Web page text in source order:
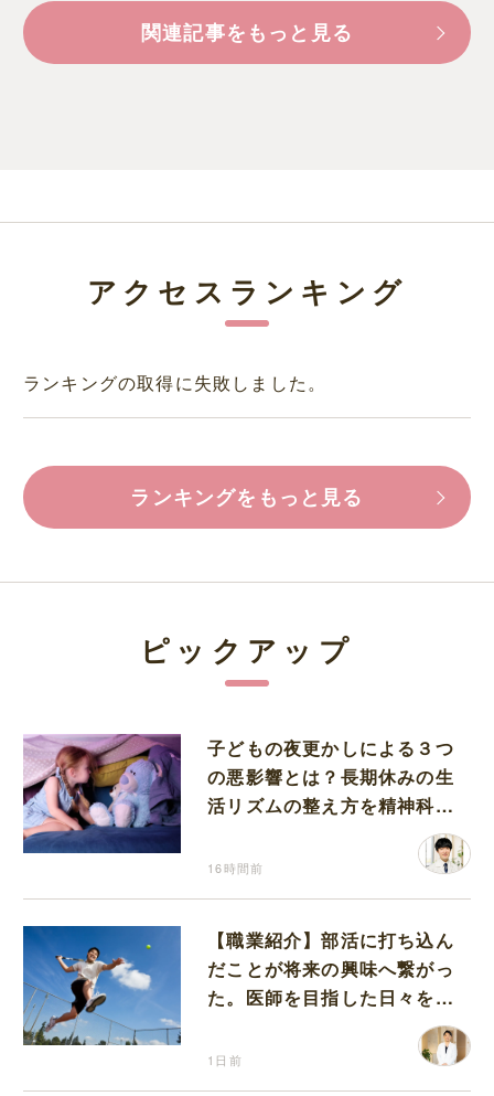
関連記事をもっと見る
アクセスランキング
ランキングの取得に失敗しました。
ランキングをもっと見る
ピックアップ
子どもの夜更かしによる３つ
の悪影響とは？長期休みの生
活リズムの整え方を精神科医
16時間前
【職業紹介】部活に打ち込ん
だことが将来の興味へ繋がっ
た。医師を目指した日々を振
1日前